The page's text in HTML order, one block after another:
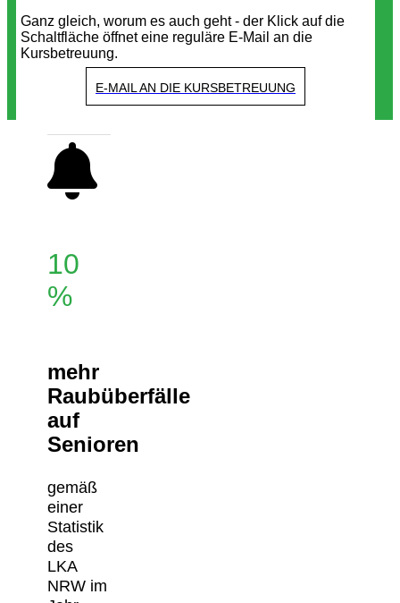
Ganz gleich, worum es auch geht - der Klick auf die
Schaltfläche öffnet eine reguläre E-Mail an die
Kursbetreuung.
E-MAIL AN DIE KURSBETREUUNG
10
%
mehr
Raubüberfälle
auf
Senioren
gemäß
einer
Statistik
des
LKA
NRW im